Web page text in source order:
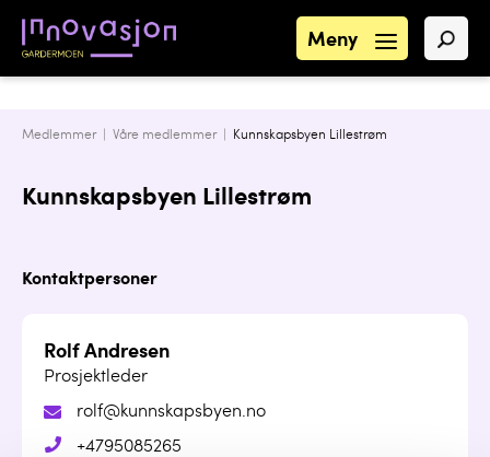
Meny
Medlemmer | Våre medlemmer| Kunnskapsbyen Lillestrøm
Kunnskapsbyen Lillestrøm
Kontaktpersoner
Rolf Andresen
Prosjektleder
rolf@kunnskapsbyen.no
+4795085265